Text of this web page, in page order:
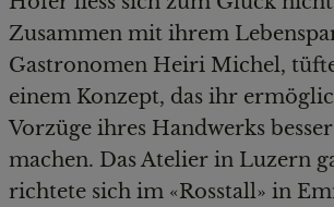
Zusammen mit ihrem
Gastronomen Heiri Michel,
einem Konzept, das ihr
Vorzüge ihres Handwerks
machen. Das Atelier in Luzern
richtete sich im «Rosstall» in